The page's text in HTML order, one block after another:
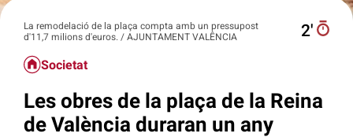
La remodelació de la plaça compta amb un pressupost
d'11,7 milions d'euros. / AJUNTAMENT VALÊNCIA
2′
Societat
Les obres de la plaça de la Reina
de València duraran un any